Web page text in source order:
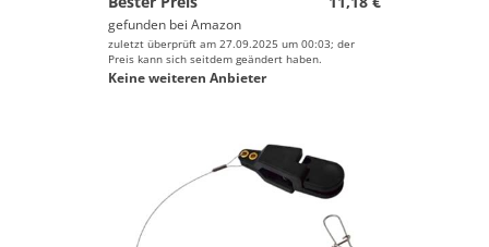
gefunden bei Amazon
zuletzt überprüft am 27.09.2025 um 00:03; der
Preis kann sich seitdem geändert haben.
Keine weiteren Anbieter